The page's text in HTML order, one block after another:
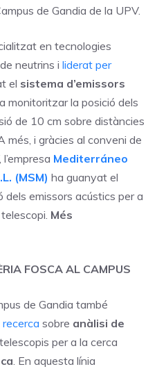
de Gandia de la UPV.
en tecnologies
neutrins i liderat per
el sistema d’emissors
monitoritzar la posició dels
de 10 cm sobre distàncies
més, i gràcies al conveni de
Mediterráneo
(MSM) ha guanyat el
dels emissors acústics per a
Més
FOSCA AL CAMPUS
de Gandia també
sobre anàlisi de
per a la cerca
. En aquesta línia